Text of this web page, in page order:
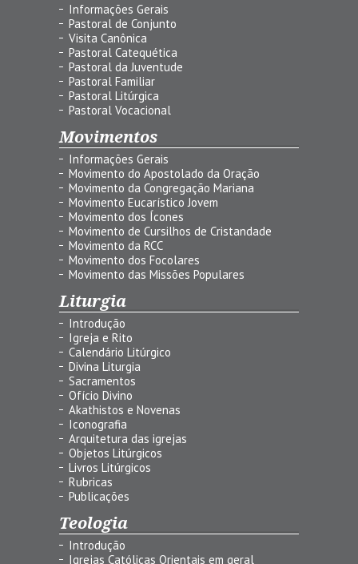
Informações Gerais
Pastoral de Conjunto
Visita Canônica
Pastoral Catequética
Pastoral da Juventude
Pastoral Familiar
Pastoral Litúrgica
Pastoral Vocacional
Movimentos
Informações Gerais
Movimento do Apostolado da Oração
Movimento da Congregação Mariana
Movimento Eucarístico Jovem
Movimento dos Ícones
Movimento de Cursilhos de Cristandade
Movimento da RCC
Movimento dos Focolares
Movimento das Missões Populares
Liturgia
Introdução
Igreja e Rito
Calendário Litúrgico
Divina Liturgia
Sacramentos
Ofício Divino
Akathistos e Novenas
Iconografia
Arquitetura das igrejas
Objetos Litúrgicos
Livros Litúrgicos
Rubricas
Publicações
Teologia
Introdução
Igrejas Católicas Orientais em geral